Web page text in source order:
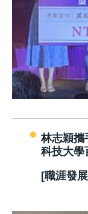
林志穎攜
科技大學
[職涯發